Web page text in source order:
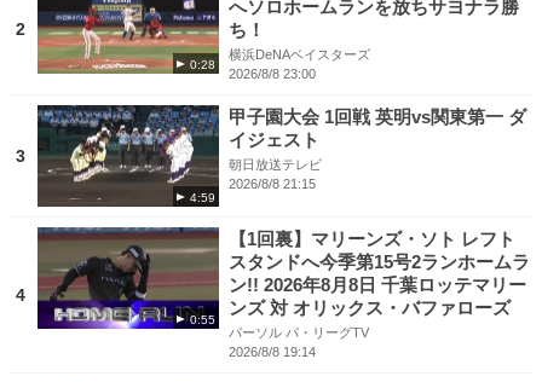
2
0:28
へソロホームランを放ちサヨナラ勝
ち！
横浜DeNAベイスターズ
2026/8/8 23:00
3
4:59
甲子園大会 1回戦 英明vs関東第一 ダ
イジェスト
朝日放送テレビ
2026/8/8 21:15
4
0:55
【1回裏】マリーンズ・ソト レフト
スタンドへ今季第15号2ランホームラ
ン!! 2026年8月8日 千葉ロッテマリー
ンズ 対 オリックス・バファローズ
パーソル パ・リーグTV
2026/8/8 19:14